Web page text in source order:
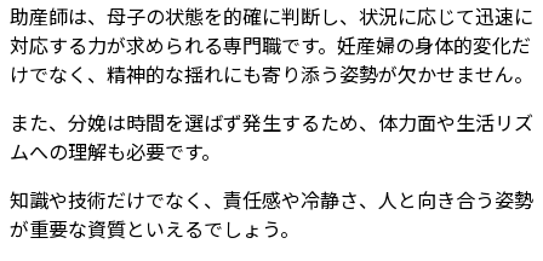
助産師は、母子の状態を的確に判断し、状況に応じて迅速に
対応する力が求められる専門職です。 妊産婦の身体的変化だ
けでなく、精神的な揺れにも寄り添う姿勢が欠かせません。
また、分娩は時間を選ばず発生するため、体力面や生活リズ
ムへの理解も必要です。
知識や技術だけでなく、責任感や冷静さ、人と向き合う姿勢
が重要な資質といえるでしょう。